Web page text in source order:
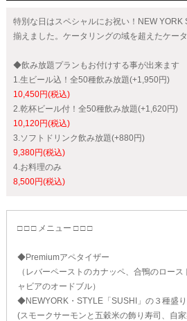
特別な日はスペシャルにお祝い！NEW YORK
揃えました。ケータリングの域を超えたケー
◆飲み放題プランもお付けする事が出来ます
1.生ビール込！全50種飲み放題(+1,950円)
10,450円(税込)
2.乾杯ビール付！全50種飲み放題(+1,620円)
10,120円(税込)
3.ソフトドリンク飲み放題(+880円)
9,380円(税込)
4.お料理のみ
8,500円(税込)
□ □ □ メニュー □ □ □
◆Premiumアペタイザー
（レバーペーストのカナッペ、合鴨のロー
ャビアのオードブル）
◆NEWYORK・STYLE「SUSHI」の３種盛
(スモークサーモンと五穀米の飾り寿司、自家